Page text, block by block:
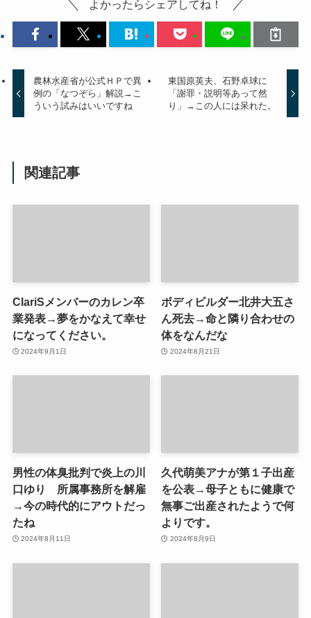
よかったらシェアしてね！
農林水産省が公式ＨＰで異
例の「なつぞら」解説→こ
ういう試みはいいですね
東国原英夫、石野卓球に
「謝罪・説明等あって然
り」→この人には呆れた。
関連記事
ClariSメンバーのカレン卒
業発表→夢をかなえて幸せ
になってください。
2024年9月1日
ボディビルダー北井大五さ
ん死去→命と隣り合わせの
体をなんだな
2024年8月21日
男性の体臭批判で炎上の川
口ゆり 所属事務所を解雇
→今の時代的にアウトだっ
たね
2024年8月11日
久代萌美アナが第１子出産
を公表→母子ともに健康で
無事ご出産されたようで何
よりです。
2024年8月9日